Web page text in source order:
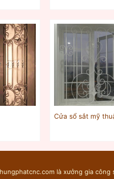
Cửa sổ sắt mỹ
hungphatcnc.com là xưởng gia công